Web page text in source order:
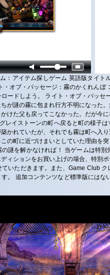
：アイテム探しゲーム 英語版タイ
・オブ・パッセージ：霧のかくれんぼ
ードしよう。 ライト・オブ・パッセ
が謎の霧に包まれ行方不明になった
けた父も戻ってこなかった。だが今
レイストーンの町へ戻ると町の様子
かれていたが、それでも霧は町へ入
の町に近づけまいとしていた理由を
謎を解かなければ！ 当ゲームは特
ィションをお買い上げの場合、特別
ていただきます。また、Game Club
。 追加コンテンツなど標準版には